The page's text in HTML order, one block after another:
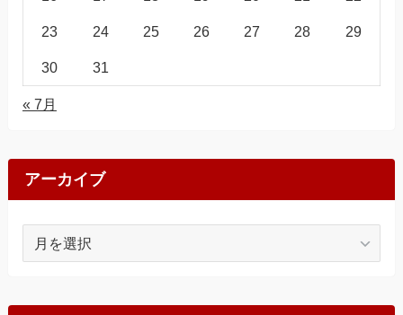
23 24 25 26 27 28 29
30 31
« 7月
アーカイブ
イ